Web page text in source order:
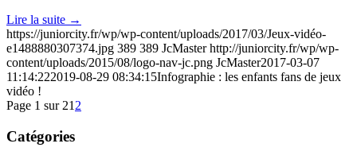
Lire la suite →
https://juniorcity.fr/wp/wp-content/uploads/2017/03/Jeux-vidéo-
e1488880307374.jpg 389 389 JcMaster http://juniorcity.fr/wp/wp-
content/uploads/2015/08/logo-nav-jc.png JcMaster2017-03-07
11:14:222019-08-29 08:34:15Infographie : les enfants fans de jeux
vidéo !
Page 1 sur 21 2
Catégories